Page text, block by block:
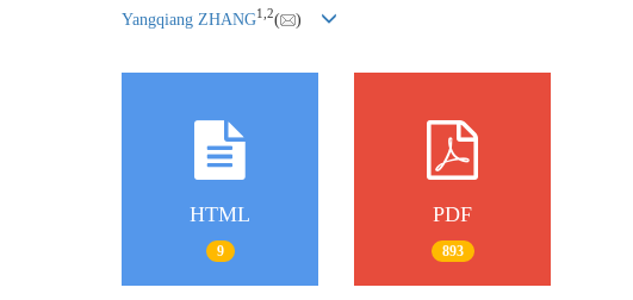
Yangqiang ZHANG1,2( )
HTML
9
PDF
893